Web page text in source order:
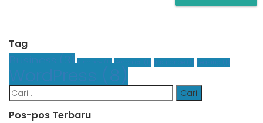
Tag
Business (3)
WordPress (8)
Cari
untuk:
Pos-pos Terbaru